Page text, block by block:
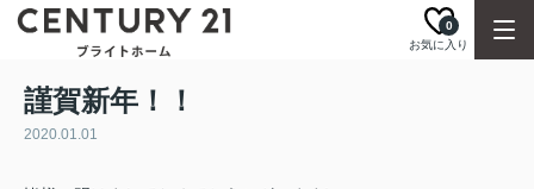
お気に入り
0
謹賀新年！！
2020.01.01